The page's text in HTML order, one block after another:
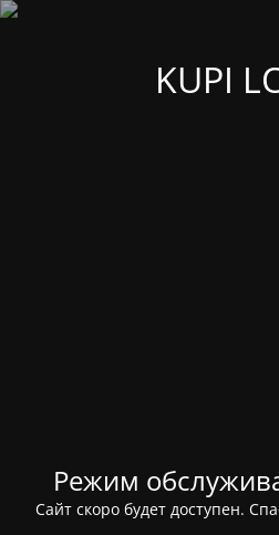
KUPI
Режим
Сайт скоро будет доступен.